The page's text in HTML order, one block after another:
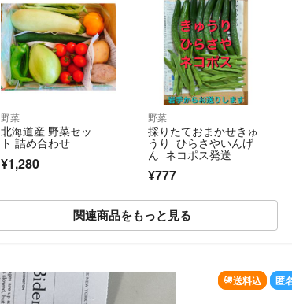
野菜
北海道産 野菜セッ
ト 詰め合わせ
¥1,280
野菜
採りたておまかせきゅ
うり ひらさやいんげ
ん ネコポス発送
¥777
関連商品をもっと見る
送料込 匿